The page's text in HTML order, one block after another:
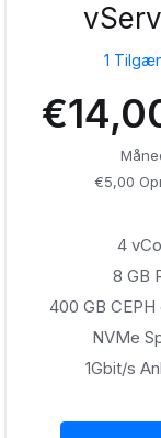
1
€5,00
4
8 GB
400 GB
NVMe
1Gbit/s